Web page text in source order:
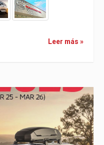
Leer más »